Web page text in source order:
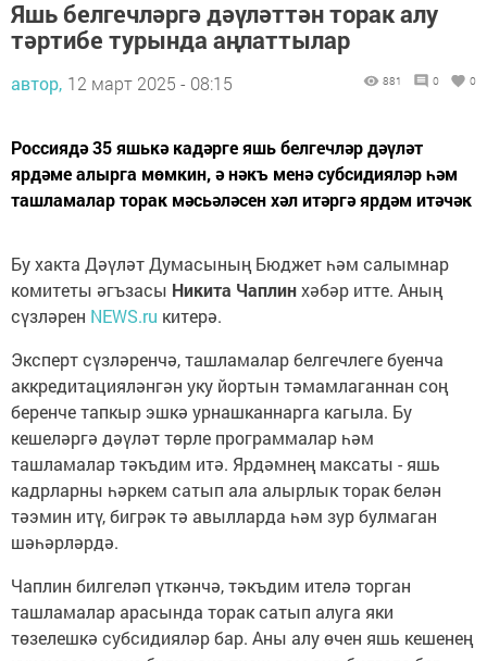
Яшь белгечләргә дәүләттән торак алу
тәртибе турында аңлаттылар
автор, 12 март 2025 - 08:15 881 0 0
Россиядә 35 яшькә кадәрге яшь белгечләр дәүләт
ярдәме алырга мөмкин, ә нәкъ менә субсидияләр һәм
ташламалар торак мәсьәләсен хәл итәргә ярдәм итәчәк
Бу хакта Дәүләт Думасының Бюджет һәм салымнар
комитеты әгъзасы Никита Чаплинхәбәр итте. Аның
сүзләрен NEWS.ru китерә.
Эксперт сүзләренчә, ташламалар белгечлеге буенча
аккредитацияләнгән уку йортын тәмамлаганнан соң
беренче тапкыр эшкә урнашканнарга кагыла. Бу
кешеләргә дәүләт төрле программалар һәм
ташламалар тәкъдим итә. Ярдәмнең максаты - яшь
кадрларны һәркем сатып ала алырлык торак белән
тәэмин итү, бигрәк тә авылларда һәм зур булмаган
шәһәрләрдә.
Чаплин билгеләп үткәнчә, тәкъдим ителә торган
ташламалар арасында торак сатып алуга яки
төзелешкә субсидияләр бар. Аны алу өчен яшь кешенең